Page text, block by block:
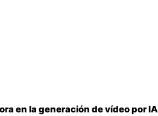
en la generación de vídeo por IA